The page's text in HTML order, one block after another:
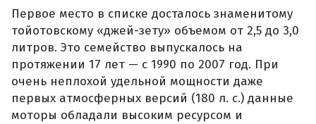
Первое место в списке досталось знаменитому
тойотовскому «джей-зету» объемом от 2,5 до 3,0
литров. Это семейство выпускалось на
протяжении 17 лет — с 1990 по 2007 год. При
очень неплохой удельной мощности даже
первых атмосферных версий (180 л. с.) данные
моторы обладали высоким ресурсом и